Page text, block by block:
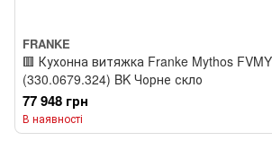
FRANKE
🟥 Кухонна витяжка Franke Mythos
(330.0679.324) BK Чорне скло
77 948 грн
В наявності